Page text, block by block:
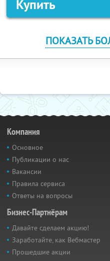
Купить
ПОКАЗАТЬ
Компания
Основное
Публикации о нас
Вакансии
Правила сервиса
Ответы на вопросы
Бизнес-Партнёрам
Давайте сделаем акцию!
Заработайте, как Вебмастер
Прошедшие акции